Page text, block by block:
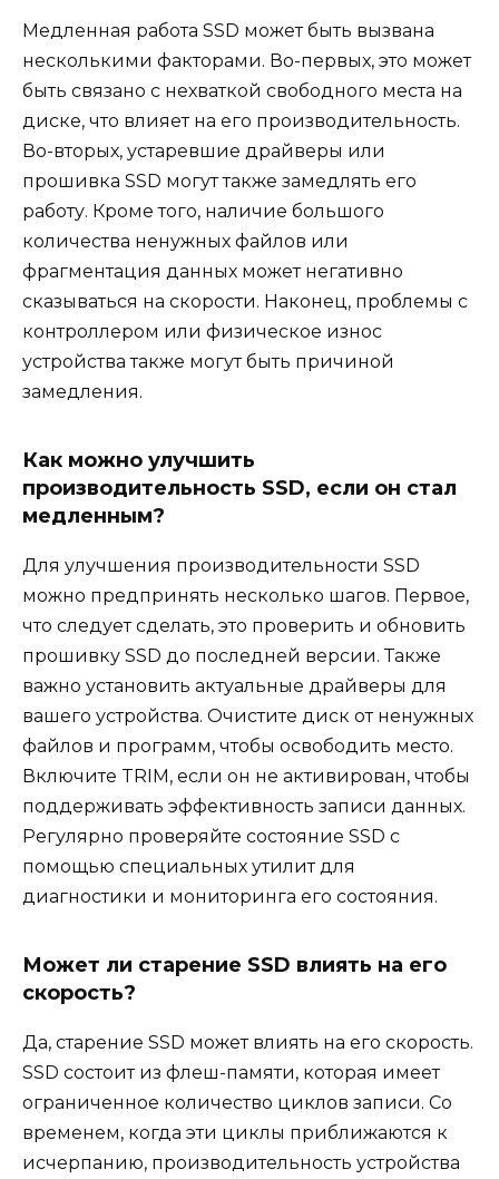
Медленная работа SSD может быть вызвана
несколькими факторами. Во-первых, это может
быть связано с нехваткой свободного места на
диске, что влияет на его производительность.
Во-вторых, устаревшие драйверы или
прошивка SSD могут также замедлять его
работу. Кроме того, наличие большого
количества ненужных файлов или
фрагментация данных может негативно
сказываться на скорости. Наконец, проблемы с
контроллером или физическое износ
устройства также могут быть причиной
замедления.
Как можно улучшить
производительность SSD, если он стал
медленным?
Для улучшения производительности SSD
можно предпринять несколько шагов. Первое,
что следует сделать, это проверить и обновить
прошивку SSD до последней версии. Также
важно установить актуальные драйверы для
вашего устройства. Очистите диск от ненужных
файлов и программ, чтобы освободить место.
Включите TRIM, если он не активирован, чтобы
поддерживать эффективность записи данных.
Регулярно проверяйте состояние SSD с
помощью специальных утилит для
диагностики и мониторинга его состояния.
Может ли старение SSD влиять на его
скорость?
Да, старение SSD может влиять на его скорость.
SSD состоит из флеш-памяти, которая имеет
ограниченное количество циклов записи. Со
временем, когда эти циклы приближаются к
исчерпанию, производительность устройства